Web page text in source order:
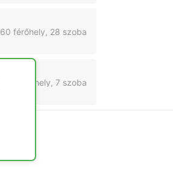
60 férőhely, 28 szoba
20 férőhely, 7 szoba